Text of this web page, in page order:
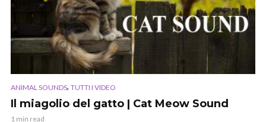
ANIMAL SOUNDS, TUTTI I VIDEO
Il miagolio del gatto | Cat Meow Sound
1 min read